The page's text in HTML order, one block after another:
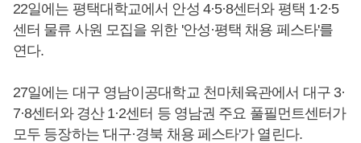
22일에는 평택대학교에서 안성 4·5·8센터와 평택 1·2·5
센터 물류 사원 모집을 위한 '안성·평택 채용 페스타'를
연다.
27일에는 대구 영남이공대학교 천마체육관에서 대구 3·
7·8센터와 경산 1·2센터 등 영남권 주요 풀필먼트센터가
모두 등장하는 '대구·경북 채용 페스타'가 열린다.